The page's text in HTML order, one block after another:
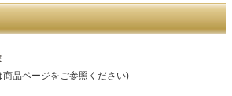
品ページをご参照ください)